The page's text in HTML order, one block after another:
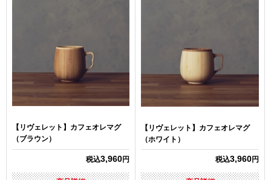
【リヴェレット】カフェオレマグ
（ブラウン）
税込3,960円
【リヴェレット】カフェオレマグ
（ホワイト）
税込3,960円